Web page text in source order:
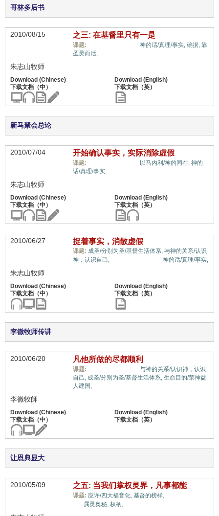
哥林多后书
2010/08/15 之三: 在基督里只有一是
课题: 神的话/真理/事实, 确据, 靠
圣灵而活,
朱志山牧师
新马聚会总论
2010/07/04 开始确认事实，实际消除虚假
课题: 以马内利/神的同在, 神的
话/真理/事实,
朱志山牧师
2010/06/27 捉着事实，消散虚假
课题: 成圣/分别为圣/基督生活体系, 与神的关系/认识
神，认识自己,
神的话/真理/事实,
朱志山牧师
李徹牧师传讲
2010/06/20 凡他所做的尽都顺利
课题:
与神的关系/认识神，认识
自己, 成圣/分别为圣/基督生活体系, 生命目的/荣神益
人建国,
李徹牧師
让恩典显大
2010/05/09 之五: 当我们掌权灵界，凡事都能
课题: 应许/四大福音化, 基督的榜样,
属灵奥秘, 权柄,